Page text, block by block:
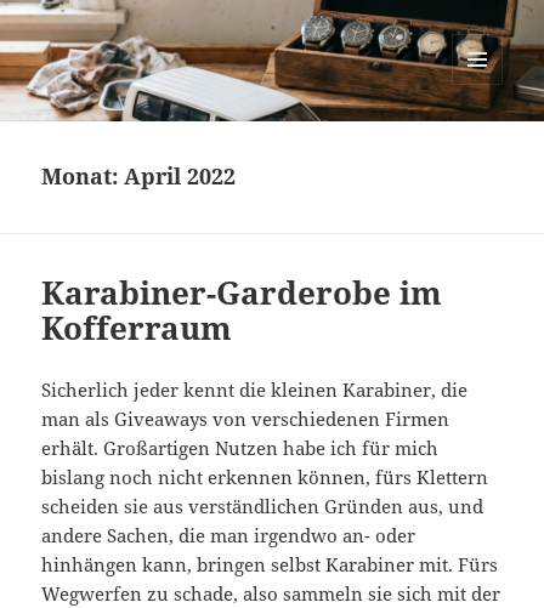
cartastrophy.at
MENÜ
UND
Monat:April 2022
Karabiner-Garderobe im
Kofferraum
Sicherlich jeder kennt die kleinen Karabiner, die
man als Giveaways von verschiedenen Firmen
erhält. Großartigen Nutzen habe ich für mich
bislang noch nicht erkennen können, fürs Klettern
scheiden sie aus verständlichen Gründen aus, und
andere Sachen, die man irgendwo an- oder
hinhängen kann, bringen selbst Karabiner mit. Fürs
Wegwerfen zu schade, also sammeln sie sich mit der